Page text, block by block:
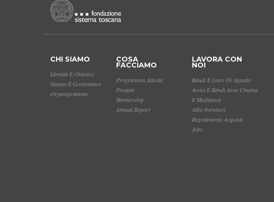
CHI SIAMO
Identità E Obiettivi
Statuto E Governance
Organigramma
COSA
FACCIAMO
Programma Attività
Progetti
Partnership
Annual Report
LAVORA CON
NOI
Bandi E Gare Di Appalto
Avvisi E Bandi Area Cinema
E Mediateca
Albo Fornitori
Regolamento Acquisti
Jobs